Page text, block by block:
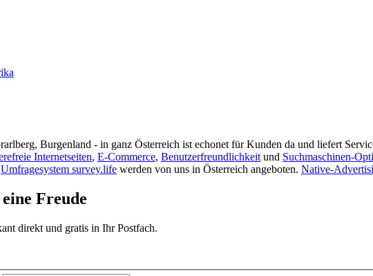
Burgenland - in ganz Österreich ist echonet für Kunden da und liefert
Internetseiten, E-Commerce, Benutzerfreundlichkeit und Suchmaschinen-
Umfragesystem survey.life werden von uns in Österreich angeboten. Native-
Freude
direkt und gratis in Ihr Postfach.